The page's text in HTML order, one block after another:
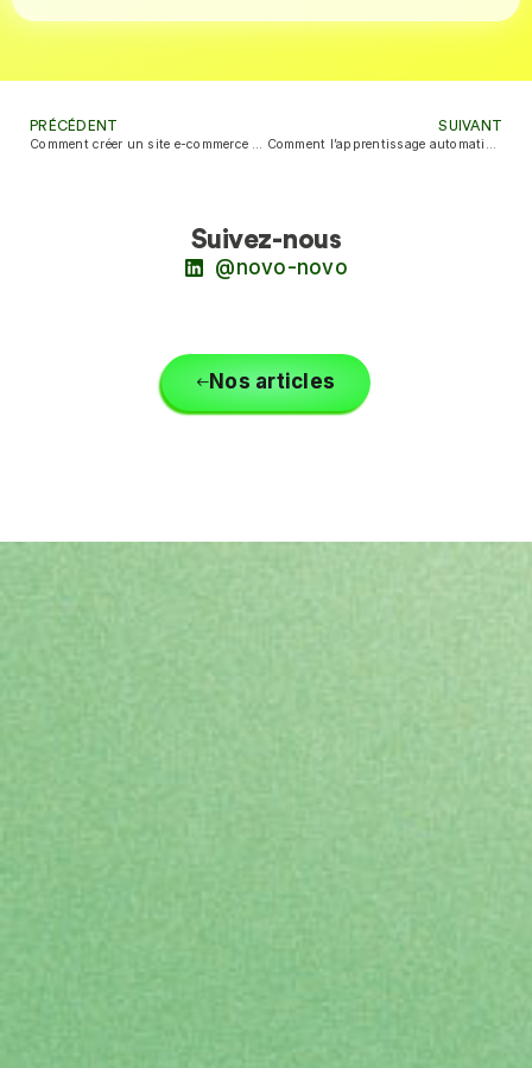
PRÉCÉDENT
Comment créer un site e-commerce avec Laravel : Guide complet de Novo Novo
SUIVANT
Comment l’apprentissage automatique peut-il aider à prendre des décisions plus éclairées et à prédire les tendances futures ?
Suivez-nous
@novo-novo
Nos articles